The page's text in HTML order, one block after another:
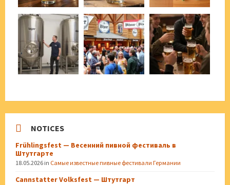
NOTICES
Frühlingsfest — Весенний пивной фестиваль в
Штутгарте
18.05.2026 in Самые известные пивные фестивали Германии
Cannstatter Volksfest — Штутгарт